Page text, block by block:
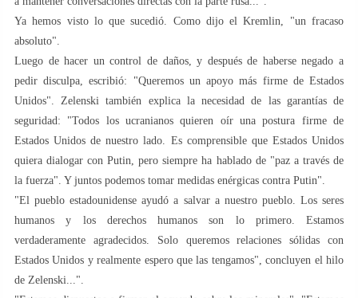
Ya hemos visto lo que sucedió. Como dijo el Kremlin, "un fracaso
absoluto".
Luego de hacer un control de daños, y después de haberse negado a
pedir disculpa, escribió: "Queremos un apoyo más firme de Estados
Unidos". Zelenski también explica la necesidad de las garantías de
seguridad: "Todos los ucranianos quieren oír una postura firme de
Estados Unidos de nuestro lado. Es comprensible que Estados Unidos
quiera dialogar con Putin, pero siempre ha hablado de "paz a través de
la fuerza". Y juntos podemos tomar medidas enérgicas contra Putin".
"El pueblo estadounidense ayudó a salvar a nuestro pueblo. Los seres
humanos y los derechos humanos son lo primero. Estamos
verdaderamente agradecidos. Solo queremos relaciones sólidas con
Estados Unidos y realmente espero que las tengamos", concluyen el hilo
de Zelenski...".